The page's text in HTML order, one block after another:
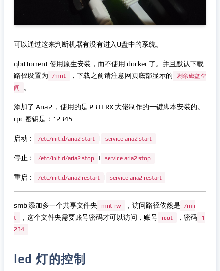
可以通过这来判断机器有没有进入U盘中的系统。
qbittorrent 使用原生安装，而不使用 docker 了。并且默认下载
路径设置为
/mnt ，下载之前请注意网页底部显示的
剩余磁盘空
间
。
添加了 Aria2 ，使用的是 P3TERX 大佬制作的一键脚本安装的。
rpc 密钥是：12345
启动： /etc/init.d/aria2 start | service aria2 start
停止： /etc/init.d/aria2 stop | service aria2 stop
重启： /etc/init.d/aria2 restart | service aria2 restart
smb 添加多一个共享文件夹 mnt-rw ，访问路径依然是
/mn
t
，这个文件夹需要账号密码才可以访问，账号 root ，密码
1
234
led 灯的控制